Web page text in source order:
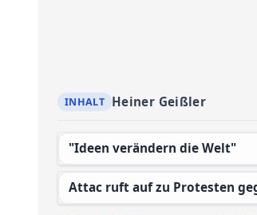
Heiner Geißler
"Ideen verändern die Welt"
Attac ruft auf zu Protesten